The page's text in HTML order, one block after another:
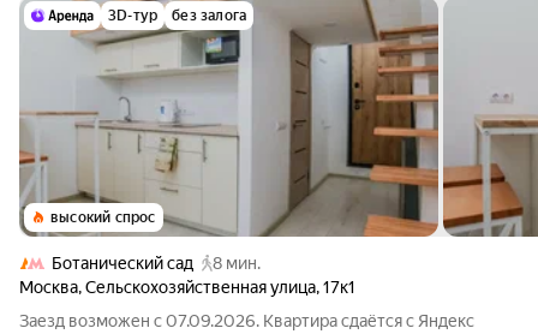
3D-тур без залога
высокий спрос
Ботанический сад
8 мин.
Москва,Сельскохозяйственная улица,17к1
Заезд возможен с 07.09.2026. Квартира сдаётся с Яндекс